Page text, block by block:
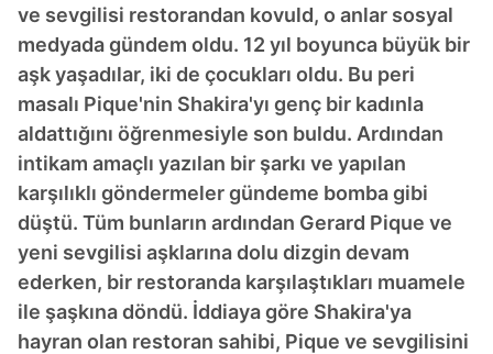
ve sevgilisi restorandan kovuld, o anlar sosyal
medyada gündem oldu. 12 yıl boyunca büyük bir
aşk yaşadılar, iki de çocukları oldu. Bu peri
masalı Pique'nin Shakira'yı genç bir kadınla
aldattığını öğrenmesiyle son buldu. Ardından
intikam amaçlı yazılan bir şarkı ve yapılan
karşılıklı göndermeler gündeme bomba gibi
düştü. Tüm bunların ardından Gerard Pique ve
yeni sevgilisi aşklarına dolu dizgin devam
ederken, bir restoranda karşılaştıkları muamele
ile şaşkına döndü. İddiaya göre Shakira'ya
hayran olan restoran sahibi, Pique ve sevgilisini